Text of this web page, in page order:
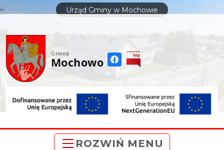
treści
Urząd Gminy w Mochowie
Gmina
Mochowo
ROZWIŃ MENU